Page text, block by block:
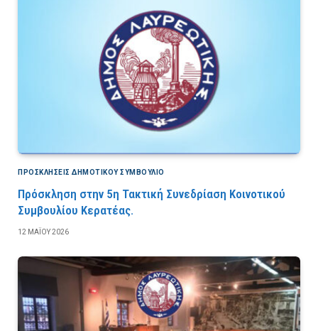
ΠΡΟΣΚΛΉΣΕΙΣ ΔΗΜΟΤΙΚΟΎ ΣΥΜΒΟΎΛΙΟ
Πρόσκληση στην 5η Τακτική Συνεδρίαση Κοινοτικού
Συμβουλίου Κερατέας.
12 ΜΑΪ́ΟΥ 2026